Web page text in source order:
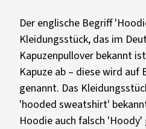
Der englische Begriff
Kleidungsstück, das im
Kapuzenpullover bekannt
Kapuze ab – diese wird auf
genannt. Das
'hooded sweatshirt'
Hoodie auch falsch 'Hoody'